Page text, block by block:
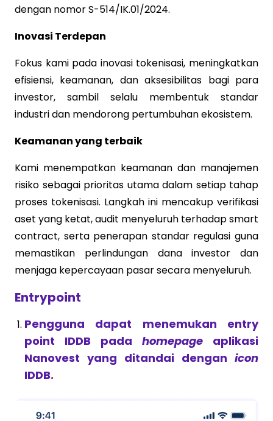
dengan nomor S-514/IK.01/2024.
Inovasi Terdepan
Fokus kami pada inovasi tokenisasi, meningkatkan
efisiensi, keamanan, dan aksesibilitas bagi para
investor, sambil selalu membentuk standar
industri dan mendorong pertumbuhan ekosistem.
Keamanan yang terbaik
Kami menempatkan keamanan dan manajemen
risiko sebagai prioritas utama dalam setiap tahap
proses tokenisasi. Langkah ini mencakup verifikasi
aset yang ketat, audit menyeluruh terhadap smart
contract, serta penerapan standar regulasi guna
memastikan perlindungan dana investor dan
menjaga kepercayaan pasar secara menyeluruh.
Entrypoint
Pengguna dapat menemukan entry
point IDDB pada homepage aplikasi
Nanovest yang ditandai dengan icon
IDDB.